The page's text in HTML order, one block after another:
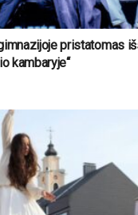
pristatomas
kambaryje“